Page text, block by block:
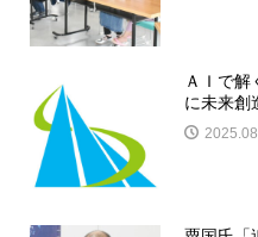
ＡＩで
に未来創